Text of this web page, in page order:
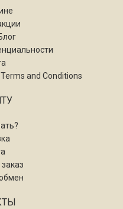
and Conditions